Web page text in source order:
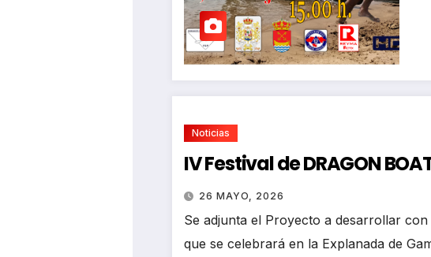
Noticias
IV Festival de DRAGON
26 MAYO, 2026
Se adjunta el Proyecto a desarrollar
que se celebrará en la Explanada de